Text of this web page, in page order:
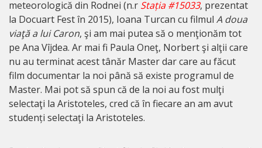
meteorologică din Rodnei (n.r Stația #15033, prezentat
la Docuart Fest în 2015), Ioana Turcan cu filmul A doua
viaţă a lui Caron, şi am mai putea să o menţionăm tot
pe Ana Vîjdea. Ar mai fi Paula Oneţ, Norbert şi alţii care
nu au terminat acest tânăr Master dar care au făcut
film documentar la noi până să existe programul de
Master. Mai pot să spun că de la noi au fost mulţi
selectaţi la Aristoteles, cred că în fiecare an am avut
studenți selectaţi la Aristoteles.